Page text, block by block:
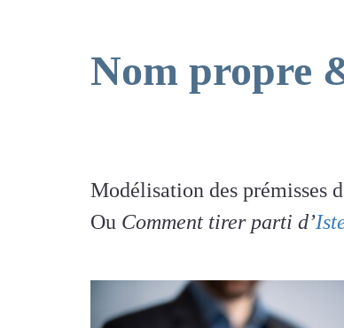
Nom propre
Modélisation des prémisses
Ou Comment tirer parti d’